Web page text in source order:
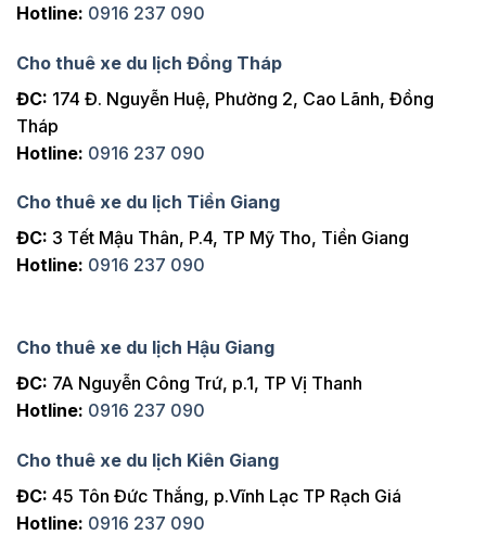
Hotline: 0916 237 090
Cho thuê xe du lịch Đồng Tháp
ĐC: 174 Đ. Nguyễn Huệ, Phường 2, Cao Lãnh, Đồng
Tháp
Hotline: 0916 237 090
Cho thuê xe du lịch Tiền Giang
ĐC: 3 Tết Mậu Thân, P.4, TP Mỹ Tho, Tiền Giang
Hotline: 0916 237 090
Cho thuê xe du lịch Hậu Giang
ĐC: 7A Nguyễn Công Trứ, p.1, TP Vị Thanh
Hotline: 0916 237 090
Cho thuê xe du lịch Kiên Giang
ĐC: 45 Tôn Đức Thắng, p.Vĩnh Lạc TP Rạch Giá
Hotline: 0916 237 090